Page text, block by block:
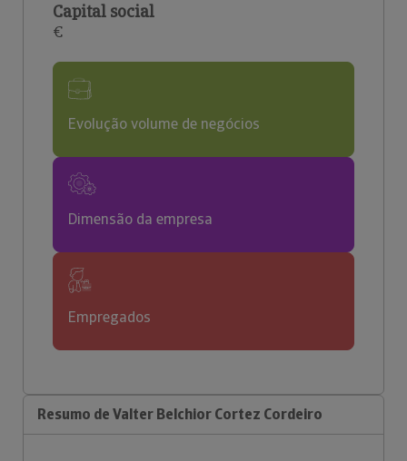
Capital social
€
Evolução volume de negócios
Dimensão da empresa
Empregados
Resumo de Valter Belchior Cortez Cordeiro